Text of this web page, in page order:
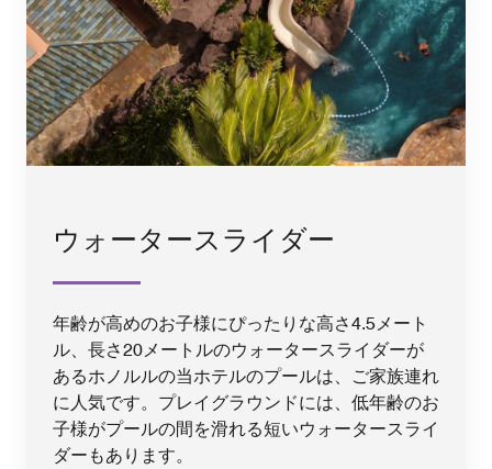
ウォータースライダー
年齢が高めのお子様にぴったりな高さ4.5メート
ル、長さ20メートルのウォータースライダーが
あるホノルルの当ホテルのプールは、ご家族連れ
に人気です。プレイグラウンドには、低年齢のお
子様がプールの間を滑れる短いウォータースライ
ダーもあります。